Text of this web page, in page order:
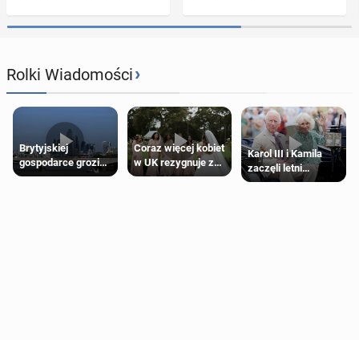
Rolki Wiadomości›
Brytyjskiej
gospodarce grozi
recesja, jeśli
Coraz więcej kobiet
w UK rezygnuje z
roli druhny na
Karol III i Kamila
zaczęli letni
odpoczynek po